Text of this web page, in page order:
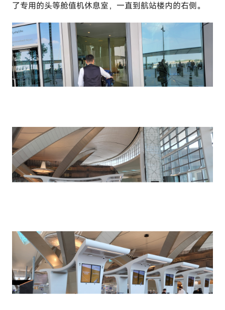
了专用的头等舱值机休息室，一直到航站楼内的右侧。